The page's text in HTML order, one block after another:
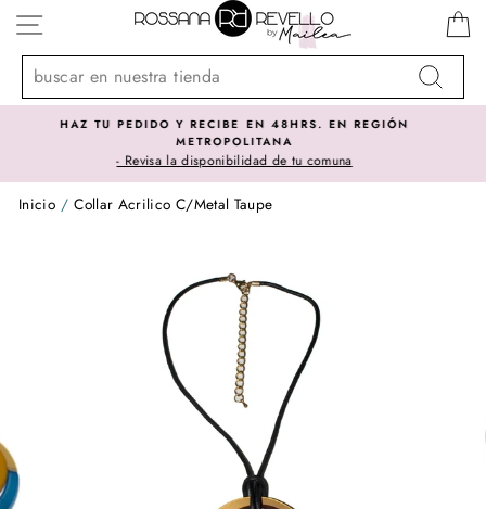
directamente
contenido
NAVEGACIÓN
Buscar
48HRS. EN REGIÓN
SOMOS IMPORTADORES
Inicio / Collar Acrilico C/Metal Taupe